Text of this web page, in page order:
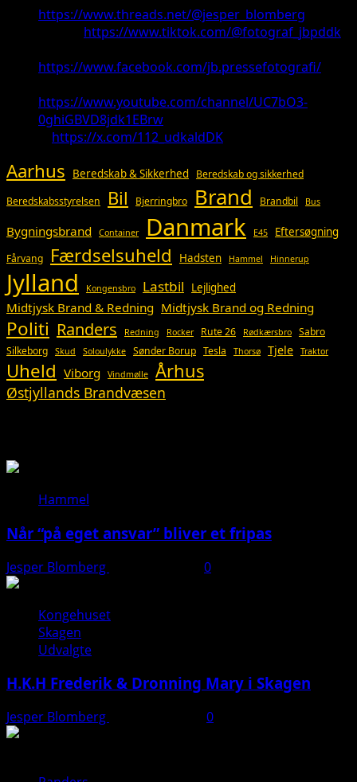
https://www.threads.net/@jesper_blomberg
https://www.tiktok.com/@fotograf_jbpddk
https://www.facebook.com/jb.pressefotografi/
https://www.youtube.com/channel/UC7bO3-
0ghiGBVD8jdk1EBrw
https://x.com/112_udkaldDK
Aarhus Beredskab & Sikkerhed
Beredskab og sikkerhed
Beredskabsstyrelsen
Bil Bjerringbro Brand Brandbil Bus
Bygningsbrand Container Danmark E45 Eftersøgning
Fårvang Færdselsuheld Hadsten Hammel Hinnerup
Jylland Kongensbro Lastbil Lejlighed
Midtjysk Brand & Redning Midtjysk Brand og Redning
Politi Randers Redning Rocker Rute 26 Rødkærsbro
Sabro
Silkeborg
Skud Soloulykke Sønder Borup Tesla Thorsø Tjele Traktor
Uheld Viborg Vindmølle Århus
Østjyllands Brandvæsen
Hammel
Når “på eget ansvar” bliver et fripas
Jesper Blomberg 0
Kongehuset
Skagen
Udvalgte
H.K.H Frederik & Dronning Mary i Skagen
Jesper Blomberg 0